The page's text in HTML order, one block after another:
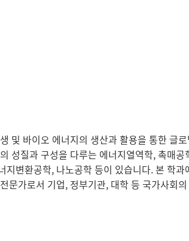
및 바이오 에너지의 생산과 활용을 통한 글
성질과 구성을 다루는 에너지열역학, 촉매공
변환공학, 나노공학 등이 있습니다. 본 학과
문가로서 기업, 정부기관, 대학 등 국가사회